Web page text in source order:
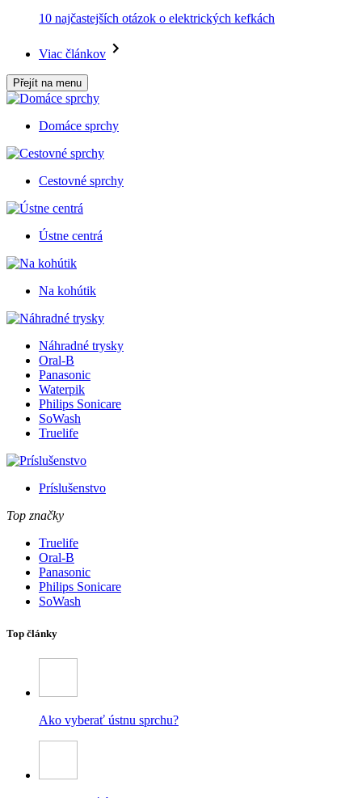
10 najčastejších otázok o elektrických kefkách
Viac článkov
Přejít na menu
Domáce sprchy
Cestovné sprchy
Ústne centrá
Na kohútik
Náhradné trysky
Oral-B
Panasonic
Waterpik
Philips Sonicare
SoWash
Truelife
Príslušenstvo
Top značky
Truelife
Oral-B
Panasonic
Philips Sonicare
SoWash
Top články
Ako vyberať ústnu sprchu?